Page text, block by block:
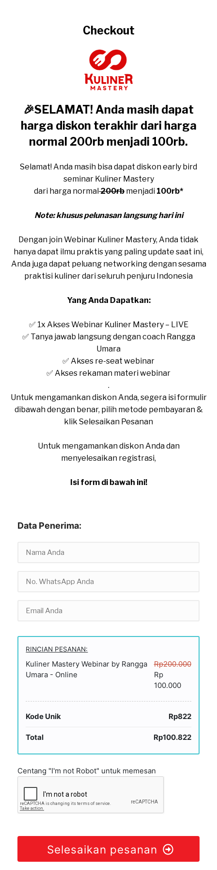
Checkout
🎉SELAMAT! Anda masih dapat
harga diskon terakhir dari harga
normal 200rb menjadi 100rb.
Selamat! Anda masih bisa dapat diskon early bird
seminar Kuliner Mastery
dari harga normal 200rb menjadi 100rb*
Note: khusus pelunasan langsung hari ini
Dengan join Webinar Kuliner Mastery, Anda tidak
hanya dapat ilmu praktis yang paling update saat ini,
Anda juga dapat peluang networking dengan sesama
praktisi kuliner dari seluruh penjuru Indonesia
Yang Anda Dapatkan:
✅ 1x Akses Webinar Kuliner Mastery – LIVE
✅ Tanya jawab langsung dengan coach Rangga
Umara
✅ Akses re-seat webinar
✅ Akses rekaman materi webinar
.
Untuk mengamankan diskon Anda, segera isi formulir
dibawah dengan benar, pilih metode pembayaran &
klik Selesaikan Pesanan
Untuk mengamankan diskon Anda dan
menyelesaikan registrasi,
Isi form di bawah ini!
Data Penerima:
RINCIAN PESANAN:
Kuliner Mastery Webinar by Rangga
Umara - Online
Rp200.000
Rp
100.000
Kode Unik Rp822
Total Rp100.822
Centang "I'm not Robot" untuk memesan
Selesaikan pesanan